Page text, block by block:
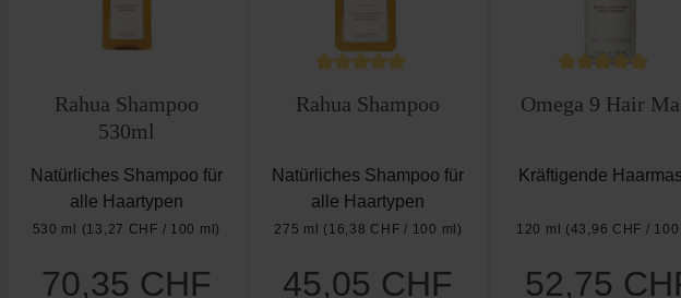
Rahua Shampoo
530ml
Natürliches Shampoo für
alle Haartypen
530 ml (13,27 CHF / 100 ml)
Regulärer Preis:
70,35 CHF
Rahua Shampoo
Natürliches Shampoo für
alle Haartypen
275 ml (16,38 CHF / 100 ml)
Regulärer Preis:
45,05 CHF
Omega 9 Hair
Kräftigende
120 ml (43,96 CHF /
Regulärer
52,75